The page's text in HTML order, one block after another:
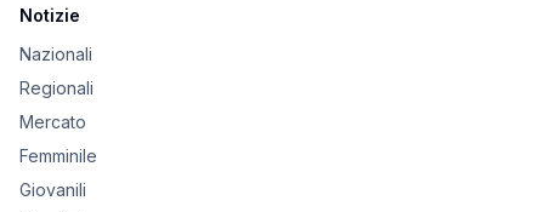
Notizie
Nazionali
Regionali
Mercato
Femminile
Giovanili